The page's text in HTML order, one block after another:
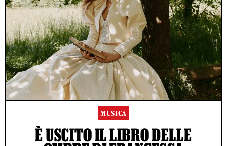
MUSICA
È USCITO IL LIBRO DELLE